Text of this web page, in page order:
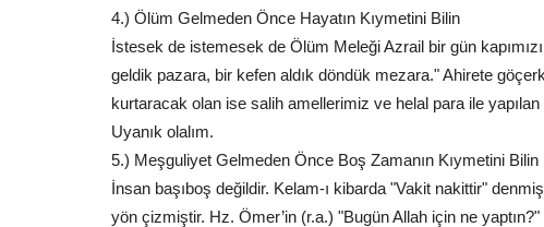
4.) Ölüm Gelmeden Önce Hayatın Kıymetini Bilin
İstesek de istemesek de Ölüm Meleği Azrail bir gün
geldik pazara, bir kefen aldık döndük mezara." Ahirete
kurtaracak olan ise salih amellerimiz ve helal para ile
Uyanık olalım.
5.) Meşguliyet Gelmeden Önce Boş Zamanın Kıymetini Bilin
İnsan başıboş değildir. Kelam-ı kibarda "Vakit nakittir"
yön çizmiştir. Hz. Ömer’in (r.a.) "Bugün Allah için ne
Şanlıurfa Besi OTB'de Değişim Süreci
Hız Kazandı: Sırada...
Şanlıurfa Besi Organize Tarım Bölgesi (OTB) Başkanı Hasan
Karataş, göreve gelmesinin...